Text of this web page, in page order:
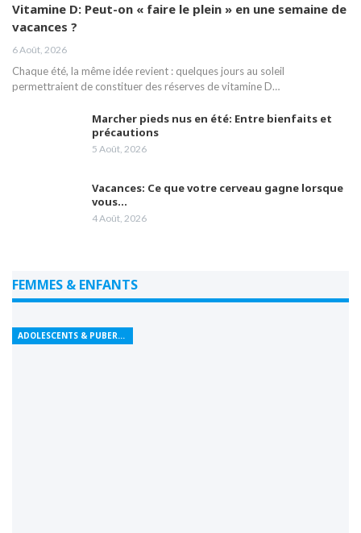
Vitamine D: Peut-on « faire le plein » en une semaine de
vacances ?
6 Août, 2026
Chaque été, la même idée revient : quelques jours au soleil
permettraient de constituer des réserves de vitamine D…
Marcher pieds nus en été: Entre bienfaits et
précautions
5 Août, 2026
Vacances: Ce que votre cerveau gagne lorsque
vous…
4 Août, 2026
FEMMES & ENFANTS
ADOLESCENTS & PUBERTÉ